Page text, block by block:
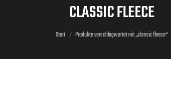
CLASSIC FLEECE
Sie befinden sich hier:
Start Produkte verschlagwortet mit „classic fleece“